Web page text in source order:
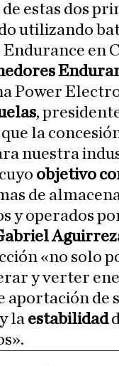
de estas dos
utilizando
en
Power
,
la
nuestra
objetivo
de
y operados
«no solo
y verter
aportación de
y la estabilidad